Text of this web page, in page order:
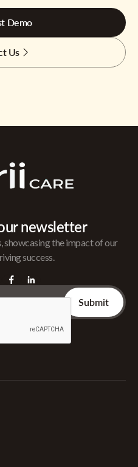
Demo
Us
newsletter
showcasing the impact of our
success.